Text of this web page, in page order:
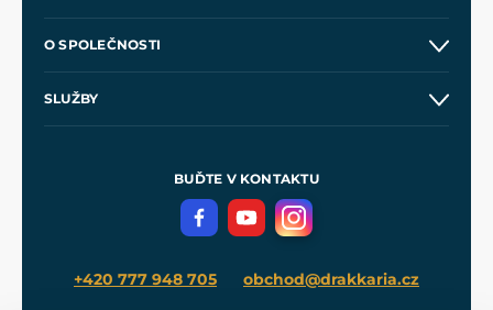
Velkoobchod
O SPOLEČNOSTI
SLUŽBY
Meče pro Kingdom Come
BUĎTE V KONTAKTU
+420 777 948 705 obchod@drakkaria.cz